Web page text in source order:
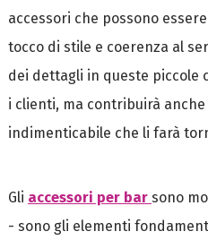
accessori che possono
tocco di stile e coerenza al
dei dettagli in queste piccole
i clienti, ma contribuirà
indimenticabile che li farà
Gli accessori per bar sono
- sono gli elementi